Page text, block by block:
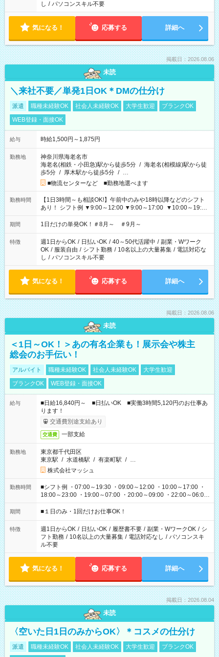
し / パソコンスキル不要
気になる！ 応募する 詳細へ
掲載日：2026.08.06
未読
＼来社不要／単発1日OK＊DMの仕分け
派遣 職種未経験OK 社会人未経験OK 大学生歓迎
ブランクOK
WEB登録・面接OK
給与 時給1,500円～1,875円
勤務地
神奈川県海老名市
海老名(相鉄・小田急)駅から徒歩5分 / 海老名(相模線)駅から徒
歩5分 / 厚木駅から徒歩5分 / …
■物流センターなど ■勤務地選べます
勤務時間
【1日3時間～も相談OK!】午前中のみや18時以降などのシフト
あり！ シフト例 ▼9:00～12:00 ▼9:00～17:00 ▼10:00～19:00
▼18:00～21:00
期間 1日だけの単発OK！＃8月～ ＃9月～
特徴 週1日からOK / 日払いOK / 40～50代活躍中 / 副業・Wワーク
OK / 服装自由 / シフト勤務 / 10名以上の大量募集 / 電話対応な
し / パソコンスキル不要
気になる！ 応募する 詳細へ
掲載日：2026.08.06
未読
＜1日～OK！＞あの有名企業も！展示会や株主
総会のお手伝い！
アルバイト 職種未経験OK 社会人未経験OK
大学生歓迎
ブランクOK
WEB登録・面接OK
給与
■日給16,840円～ ■日払いOK ■実働3時間5,120円のお仕事あ
ります！
交通費別途支給あり
交通費 一部支給
勤務地
東京都千代田区
東京駅 / 水道橋駅 / 有楽町駅 / …
株式会社マッシュ
勤務時間
■シフト例 ・07:00～19:30 ・09:00～12:00 ・10:00～17:00 ・
18:00～23:00 ・19:00～07:00 ・20:00～09:00 ・22:00～06:00
etc ★最短で3時間で5,120円のお仕事から 15時間で2万円近く稼
げるお仕事も！ ご希望のお時間に合わせてご紹介！ ※シフトは
ください！
期間 ■１日のみ・1回だけお仕事OK！
特徴 週1日からOK / 日払いOK / 履歴書不要 / 副業・WワークOK / シ
フト勤務 / 10名以上の大量募集 / 電話対応なし / パソコンスキ
ル不要
気になる！ 応募する 詳細へ
掲載日：2026.08.04
未読
〈空いた日1日のみからOK〉＊コスメの仕分け
派遣 職種未経験OK 社会人未経験OK 大学生歓迎 ブランクOK